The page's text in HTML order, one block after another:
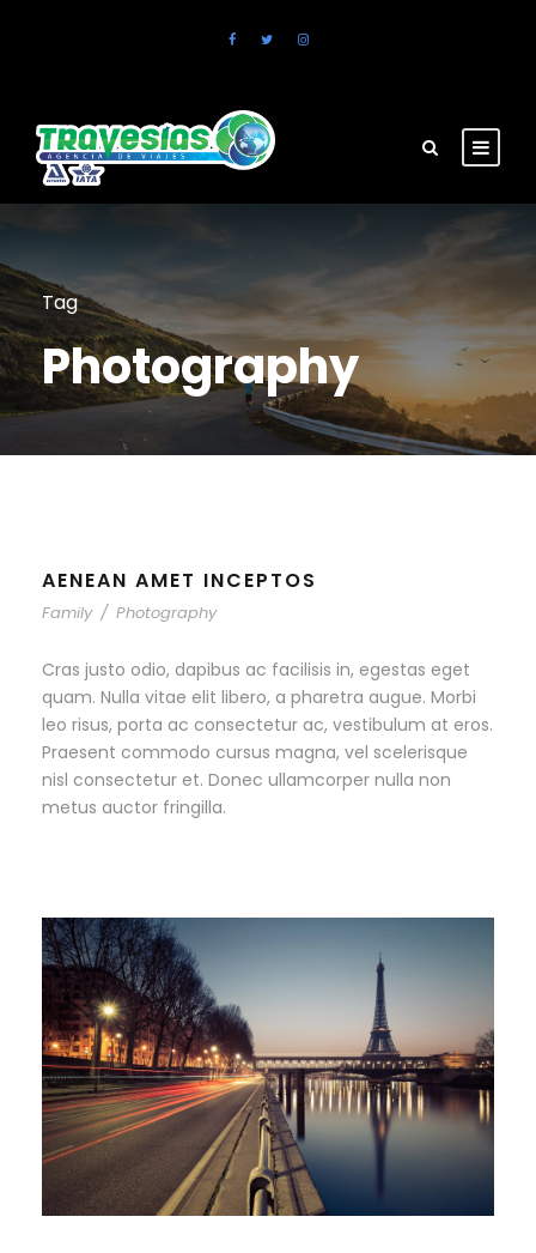
Tag
Photography
AENEAN AMET INCEPTOS
Family / Photography
Cras justo odio, dapibus ac facilisis in, egestas eget
quam. Nulla vitae elit libero, a pharetra augue. Morbi
leo risus, porta ac consectetur ac, vestibulum at eros.
Praesent commodo cursus magna, vel scelerisque
nisl consectetur et. Donec ullamcorper nulla non
metus auctor fringilla.